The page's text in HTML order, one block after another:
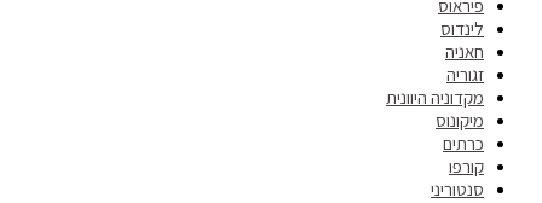
פיראוס
לינדוס
חאניה
זגוריה
מקדוניה היוונית
מיקונוס
כרתים
קורפו
סנטוריני